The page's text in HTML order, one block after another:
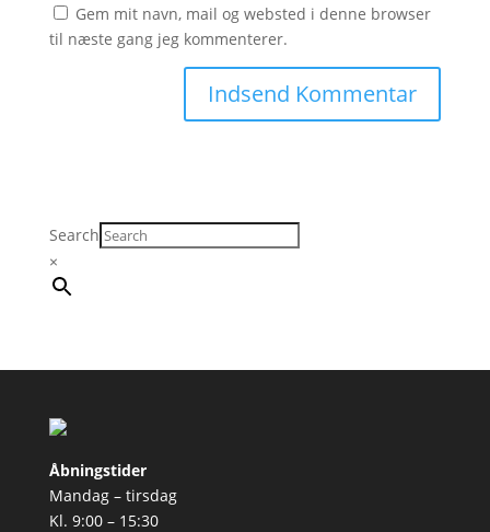
Gem mit navn, mail og websted i denne browser
til næste gang jeg kommenterer.
Search
×
Åbningstider
Mandag – tirsdag
Kl. 9:00 – 15:30